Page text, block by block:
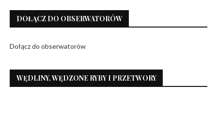
DOŁĄCZ DO OBSERWATORÓW
Dołącz do obserwatorów
WĘDLINY, WĘDZONE RYBY I PRZETWORY